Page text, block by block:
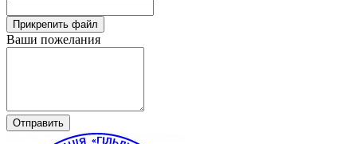
Прикрепить файл
Ваши пожелания
Отправить